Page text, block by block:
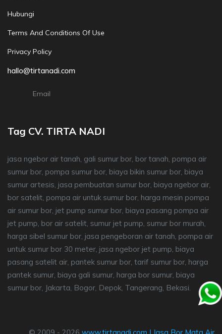
Hubungi
Terms And Conditions Of Use
Privacy Policy
hallo@tirtanadi.com
Email
Tag CV. TIRTA NADI
jasa ngebor air tanah, gali sumur bor, bor tanah, pompa air
sumur bor, pompa sumur bor, biaya bikin sumur bor, biaya
sumur artesis, jasa pembuatan sumur bor, biaya ngebor air,
bor satelit, pompa air untuk sumur bor, harga mesin pompa
air sumur bor, jet pump sumur bor, biaya pasang pompa air
jet pump, bor air satelit, sumur jet pump, sumur bor murah,
harga sibel sumur bor, jasa pengeboran air tanah, pompa air
untuk sumur bor 30 meter, jasa ngebor jet pump, biaya
pasang satelit air, pantek sumur bor, tarif sumur bor, harga
pantek sumur, biaya gali sumur, harga bor sumur, biaya
sumur bor, Jakarta, Bogor, Depok, Tangerang, Bekasi.